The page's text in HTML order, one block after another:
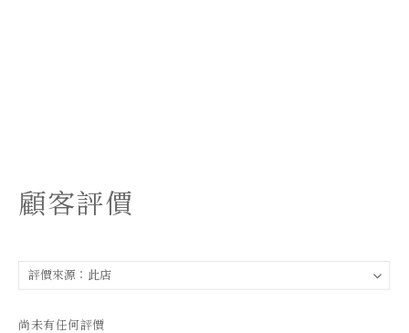
顧客評價
尚未有任何評價